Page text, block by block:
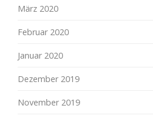
März 2020
Februar 2020
Januar 2020
Dezember 2019
November 2019